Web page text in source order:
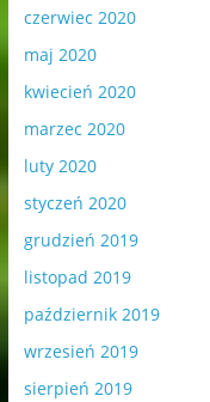
czerwiec 2020
maj 2020
kwiecień 2020
marzec 2020
luty 2020
styczeń 2020
grudzień 2019
listopad 2019
październik 2019
wrzesień 2019
sierpień 2019